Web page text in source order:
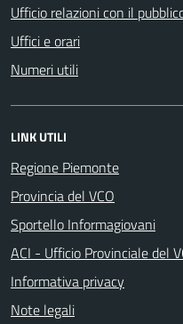
Ufficio relazioni con il
Uffici e orari
Numeri utili
LINK UTILI
Regione Piemonte
Provincia del VCO
Sportello Informagiovani
ACI - Ufficio Provinciale del
Informativa privacy
Note legali